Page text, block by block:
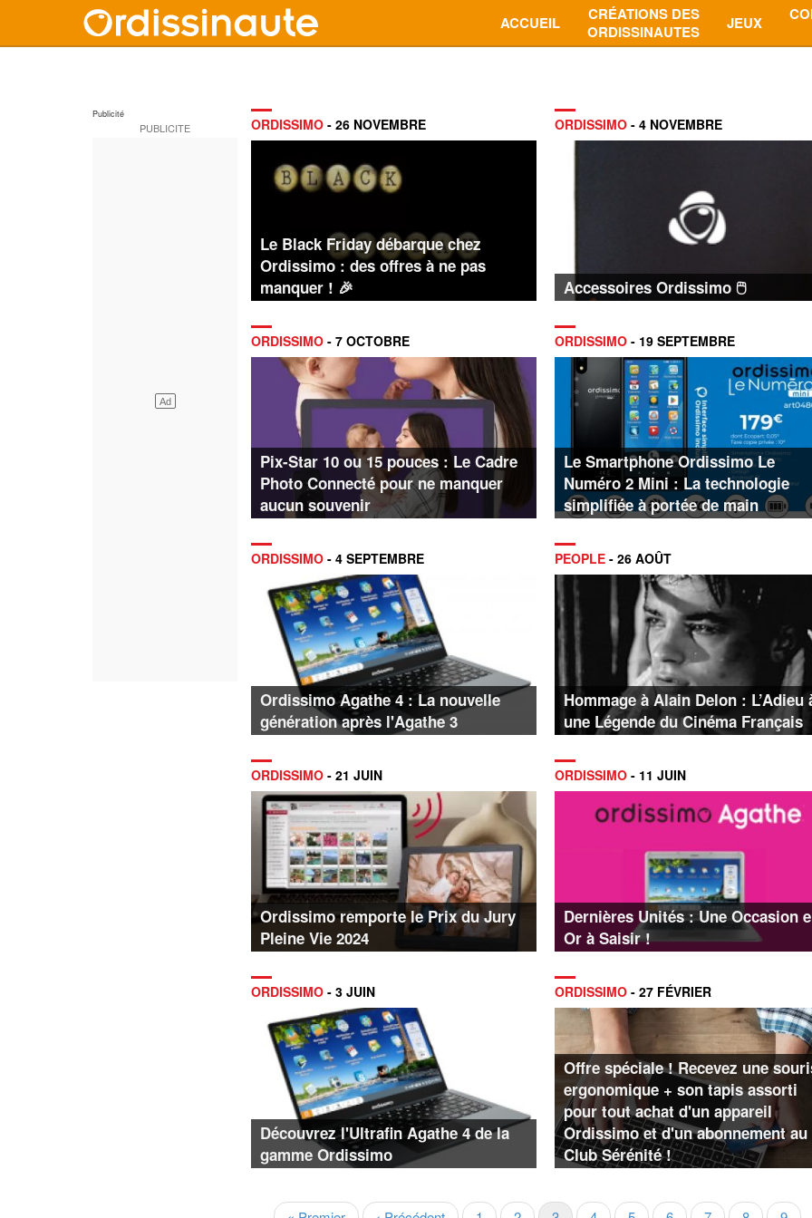
ACCUEIL
CRÉATIONS DES
ORDISSINAUTES
JEUX
ORDISSIMO - 26 NOVEMBRE
Le Black Friday débarque chez
Ordissimo : des offres à ne pas
manquer ! 🎉
ORDISSIMO - 4 NOVEMBRE
Accessoires Ordissimo 🖱️
ORDISSIMO - 7 OCTOBRE
Pix-Star 10 ou 15 pouces : Le Cadre
Photo Connecté pour ne manquer
aucun souvenir
ORDISSIMO - 19 SEPTEMBRE
Le Smartphone Ordissimo Le
Numéro 2 Mini : La technologie
simplifiée à portée de main
ORDISSIMO - 4 SEPTEMBRE
Ordissimo Agathe 4 : La nouvelle
génération après l'Agathe 3
PEOPLE - 26 AOÛT
Hommage à Alain Delon : L’Adieu
une Légende du Cinéma Français
ORDISSIMO - 21 JUIN
Ordissimo remporte le Prix du Jury
Pleine Vie 2024
ORDISSIMO - 11 JUIN
Dernières Unités : Une Occasion
Or à Saisir !
ORDISSIMO - 3 JUIN
Découvrez l'Ultrafin Agathe 4 de la
gamme Ordissimo
ORDISSIMO - 27 FÉVRIER
Offre spéciale ! Recevez une
ergonomique + son tapis assorti
pour tout achat d'un appareil
Ordissimo et d'un abonnement au
Club Sérénité !
Pagination